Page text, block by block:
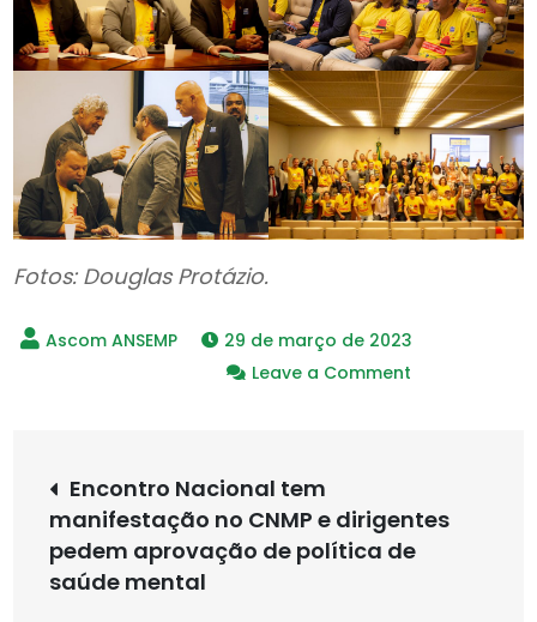
Fotos: Douglas Protázio.
29 de março de 2023
Leave a Comment
Agenda
Legislativa
Navegação
de
Encontro Nacional tem
manifestação no CNMP e dirigentes
pedem aprovação de política de
saúde mental